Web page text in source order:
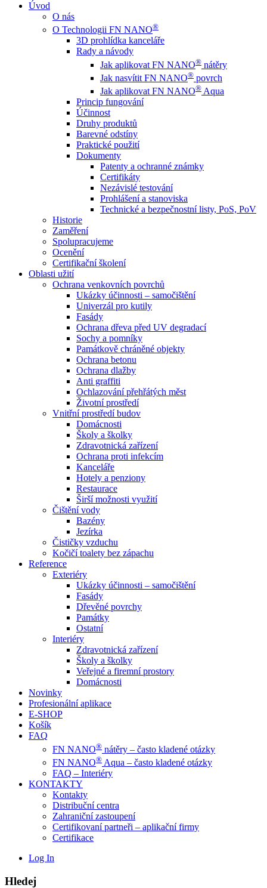
Úvod
O nás
O Technologii FN NANO®
3D prohlídka kanceláře
Rady a návody
Jak aplikovat FN NANO® nátěry
Jak nasvítit FN NANO® povrch
Jak aplikovat FN NANO® Aqua
Princip fungování
Účinnost
Druhy produktů
Barevné odstíny
Praktické použití
Dokumenty
Patenty a ochranné známky
Certifikáty
Nezávislé testování
Prohlášení a stanoviska
Technické a bezpečnostní listy, PoS, PoV
Historie
Zaměření
Spolupracujeme
Ocenění
Certifikační školení
Oblasti užití
Ochrana venkovních povrchů
Ukázky účinnosti – samočištění
Univerzál pro kutily
Fasády
Ochrana dřeva před UV degradací
Sochy a pomníky
Památkově chráněné objekty
Ochrana betonu
Ochrana dlažby
Anti graffiti
Ochlazování přehřátých měst
Životní prostředí
Vnitřní prostředí budov
Domácnosti
Školy a školky
Zdravotnická zařízení
Ochrana proti infekcím
Kanceláře
Hotely a penziony
Restaurace
Širší možnosti využití
Čištění vody
Bazény
Jezírka
Čističky vzduchu
Kočičí toalety bez zápachu
Reference
Exteriéry
Ukázky účinnosti – samočištění
Fasády
Dřevěné povrchy
Památky
Ostatní
Interiéry
Zdravotnická zařízení
Školy a školky
Veřejné a firemní prostory
Domácnosti
Novinky
Profesionální aplikace
E-SHOP
Košík
FAQ
FN NANO® nátěry – často kladené otázky
FN NANO® Aqua – často kladené otázky
FAQ – Interiéry
KONTAKTY
Kontakty
Distribuční centra
Zahraniční zastoupení
Certifikovaní partneři – aplikační firmy
Certifikace
Log In
Hledej